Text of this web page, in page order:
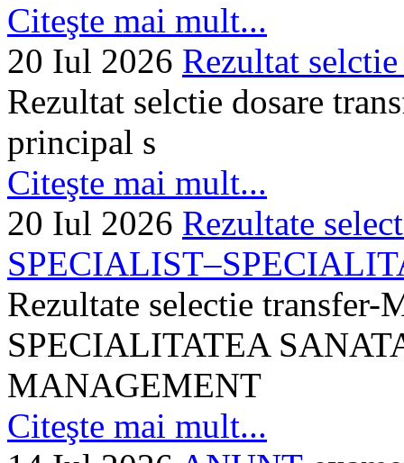
Citeşte mai mult...
20 Iul 2026 Rezultat
Rezultat selctie dosare
principal s
Citeşte mai mult...
20 Iul 2026 Rezultate
Rezultate selectie
SPECIALITATEA
MANAGEMENT
Citeşte mai mult...